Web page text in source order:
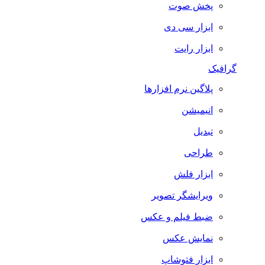
پخش صوت
ابزار سی دی
ابزار رایت
گرافیک
پلاگین نرم افزارها
انیمیشن
تبدیل
طراحی
ابزار فلش
ویرایشگر تصویر
ضبط فيلم و عكس
نمایش عکس
ابزار فتوشاپ